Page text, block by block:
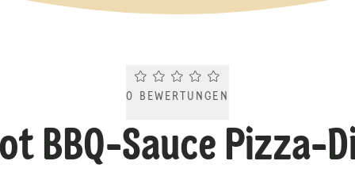
Current rating 0.0. Click to rate.
0 BEWERTUNGEN
BBQ-Sauce Pizza-